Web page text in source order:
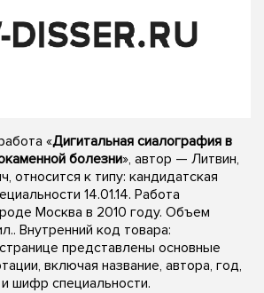
«Дигитальная сиалография в
болезни», автор — Литвин,
относится к типу: кандидатская
14.01.14. Работа
Москва в 2010 году. Объем
Внутренний код товара:
представлены основные
включая название, автора, год,
шифр специальности.